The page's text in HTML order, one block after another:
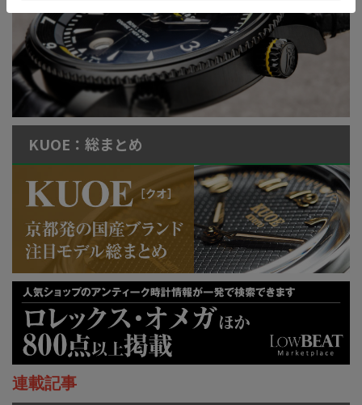
KUOE：総まとめ
連載記事